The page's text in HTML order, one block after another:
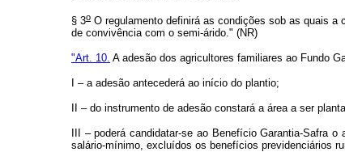
§ 3o O regulamento definirá as condições sob as quais a
de convivência com o semi-árido." (NR)
"Art. 10. A adesão dos agricultores familiares ao Fundo
I – a adesão antecederá ao início do plantio;
II – do instrumento de adesão constará a área a ser
III – poderá candidatar-se ao Benefício Garantia-Safra
salário-mínimo, excluídos os benefícios previdenciários